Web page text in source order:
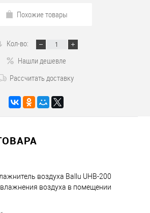
Похожие товары
Кол-во:
Нашли дешевле
Рассчитать доставку
воздуха Ballu UHB-200
воздуха в помещении